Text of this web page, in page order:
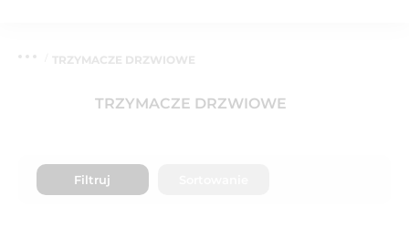
TRZYMACZE DRZWIOWE
TRZYMACZE DRZWIOWE
Filtruj